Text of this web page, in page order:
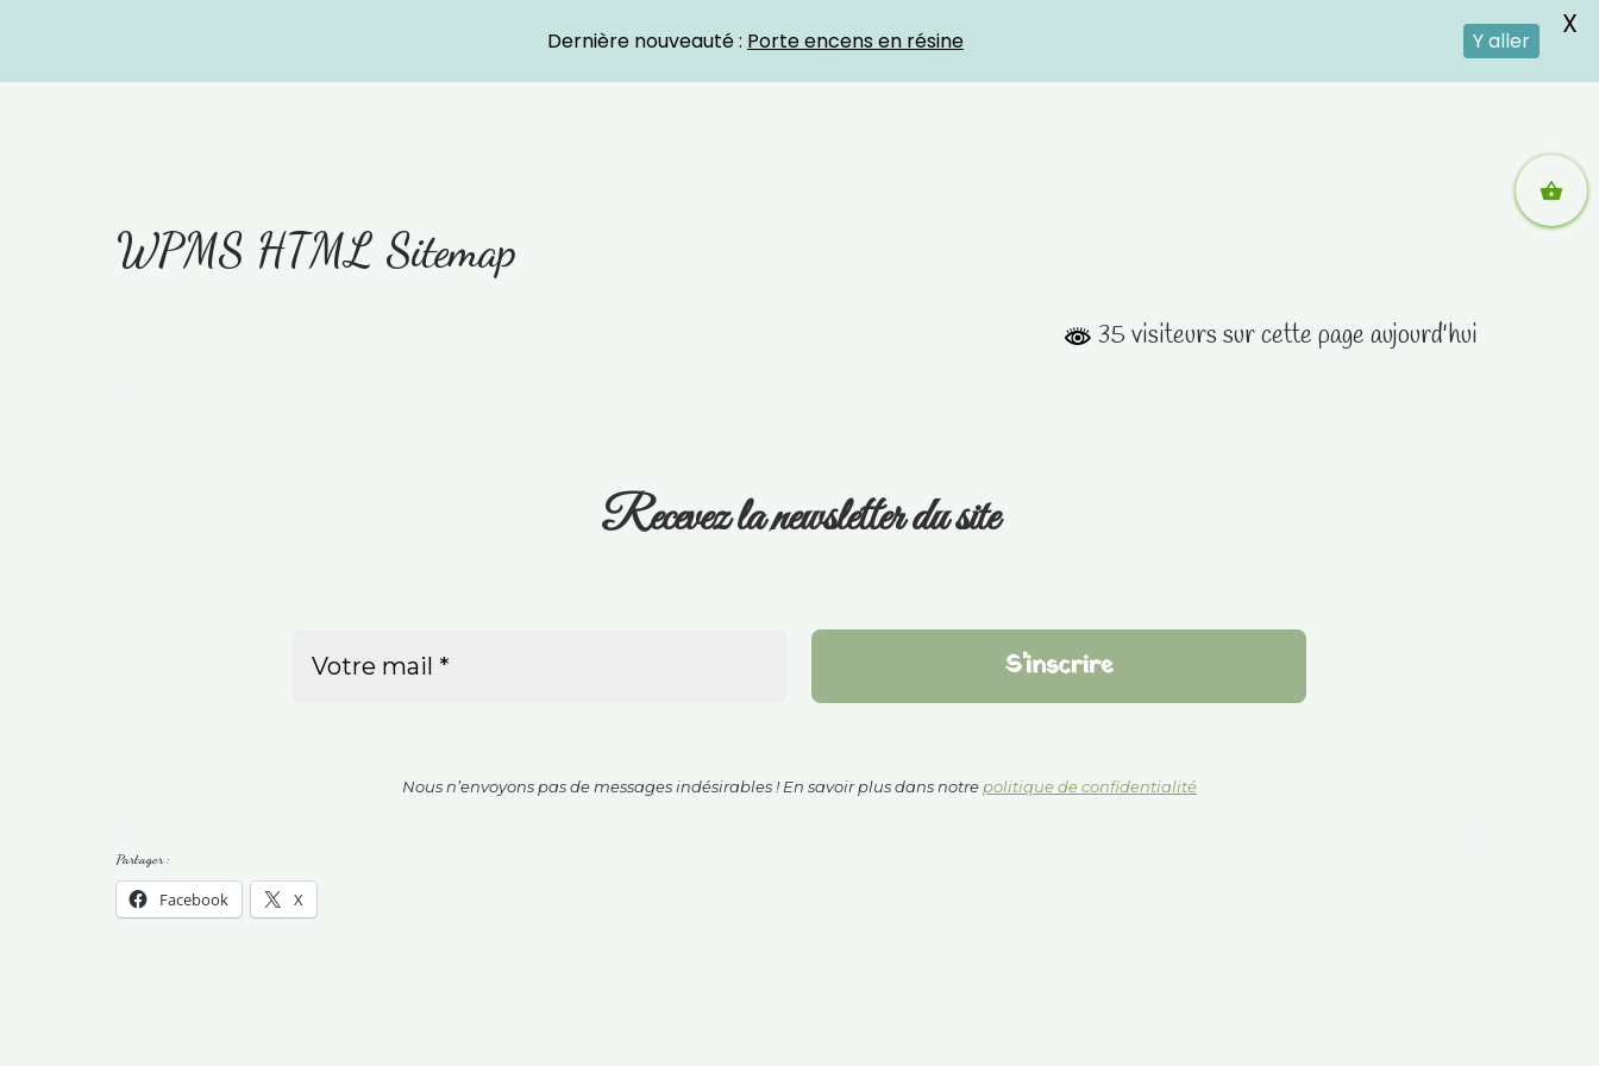
WPMS HTML Sitemap
35 visiteurs sur cette page aujourd'hui
Recevez la newsletter du site
Nous n’envoyons pas de messages indésirables ! En savoir plus dans notrepolitique de confidentialité
Partager :
Facebook X
Dernière nouveauté : Porte encens en résine Y aller
X
Crystal Energies